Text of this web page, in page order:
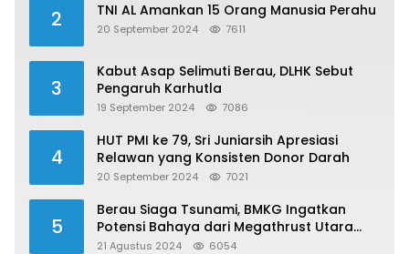
2 TNI AL Amankan 15 Orang Manusia Perahu
20 September 2024 7611
3
Kabut Asap Selimuti Berau, DLHK Sebut
Pengaruh Karhutla
19 September 2024 7086
4
HUT PMI ke 79, Sri Juniarsih Apresiasi
Relawan yang Konsisten Donor Darah
20 September 2024 7021
5
Berau Siaga Tsunami, BMKG Ingatkan
Potensi Bahaya dari Megathrust Utara
Sulawesi
21 Agustus 2024 6054